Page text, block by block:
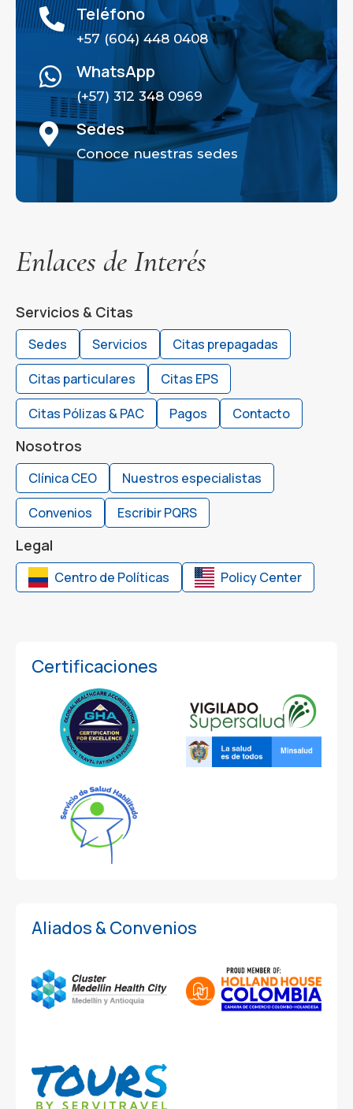
 Teléfono
+57 (604) 448 0408
 WhatsApp
(+57) 312 348 0969
 Sedes
Conoce nuestras sedes
Enlaces de Interés
Servicios & Citas
Sedes Servicios
Citas prepagadas
Citas particulares
Citas EPS
Citas Pólizas & PAC
Pagos Contacto
Nosotros
Clínica CEO
Nuestros especialistas
Convenios
Escribir PQRS
Legal
Centro de Políticas Policy Center
Certificaciones
Aliados & Convenios